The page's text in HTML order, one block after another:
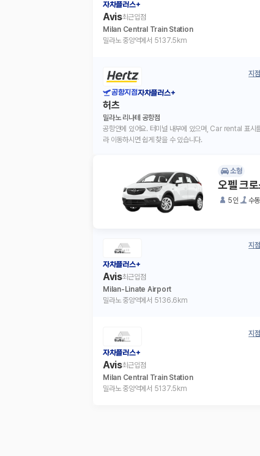
자차플러스+
Avis최근입점
Milan Central Train Station
밀라노 중앙역에서 5137.5km
지
공항지점자차플러스+
허츠
밀라노 리나테 공항점
공항안에 있어요. 터미널 내부에 있으며, Car rental 표시
라 이동하시면 쉽게 찾을 수 있습니다.
소형
오펠 크
5인 수동
지
자차플러스+
Avis최근입점
Milan-Linate Airport
밀라노 중앙역에서 5136.6km
지
자차플러스+
Avis최근입점
Milan Central Train Station
밀라노 중앙역에서 5137.5km